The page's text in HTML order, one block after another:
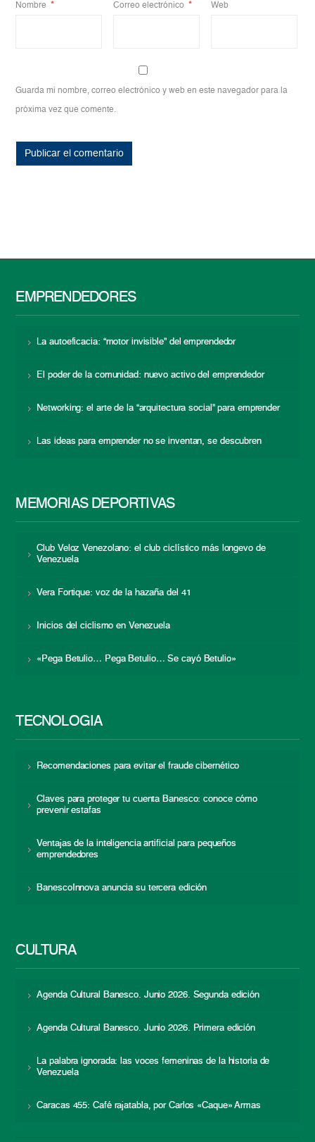
Nombre * Correo electrónico * Web
Guarda mi nombre, correo electrónico y web en este navegador para la
próxima vez que comente.
EMPRENDEDORES
La autoeficacia: “motor invisible” del emprendedor
El poder de la comunidad: nuevo activo del emprendedor
Networking: el arte de la “arquitectura social” para emprender
Las ideas para emprender no se inventan, se descubren
MEMORIAS DEPORTIVAS
Club Veloz Venezolano: el club ciclístico más longevo de
Venezuela
Vera Fortique: voz de la hazaña del 41
Inicios del ciclismo en Venezuela
«Pega Betulio… Pega Betulio… Se cayó Betulio»
TECNOLOGÍA
Recomendaciones para evitar el fraude cibernético
Claves para proteger tu cuenta Banesco: conoce cómo
prevenir estafas
Ventajas de la inteligencia artificial para pequeños
emprendedores
BanescoInnova anuncia su tercera edición
CULTURA
Agenda Cultural Banesco. Junio 2026. Segunda edición
Agenda Cultural Banesco. Junio 2026. Primera edición
La palabra ignorada: las voces femeninas de la historia de
Venezuela
Caracas 455: Café rajatabla, por Carlos «Caque» Armas